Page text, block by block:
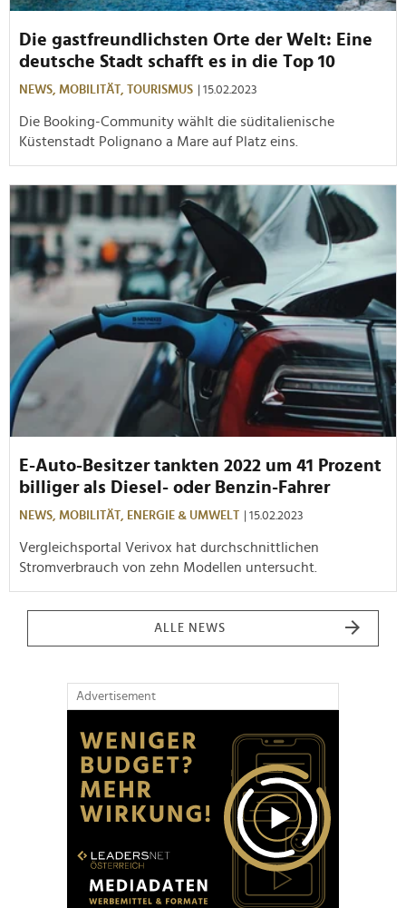
Die gastfreundlichsten Orte der Welt: Eine
deutsche Stadt schafft es in die Top 10
NEWS, MOBILITÄT, TOURISMUS | 15.02.2023
Die Booking-Community wählt die süditalienische
Küstenstadt Polignano a Mare auf Platz eins.
E-Auto-Besitzer tankten 2022 um 41 Prozent
billiger als Diesel- oder Benzin-Fahrer
NEWS, MOBILITÄT, ENERGIE & UMWELT | 15.02.2023
Vergleichsportal Verivox hat durchschnittlichen
Stromverbrauch von zehn Modellen untersucht.
ALLE NEWS
Advertisement